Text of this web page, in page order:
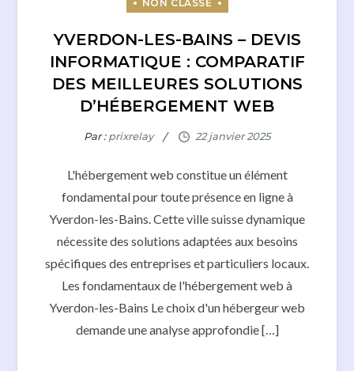
YVERDON-LES-BAINS – DEVIS
INFORMATIQUE : COMPARATIF
DES MEILLEURES SOLUTIONS
D’HÉBERGEMENT WEB
Par :prixrelay
L'hébergement web constitue un élément
fondamental pour toute présence en ligne à
Yverdon-les-Bains. Cette ville suisse dynamique
nécessite des solutions adaptées aux besoins
spécifiques des entreprises et particuliers locaux.
Les fondamentaux de l'hébergement web à
Yverdon-les-Bains Le choix d'un hébergeur web
demande une analyse approfondie […]